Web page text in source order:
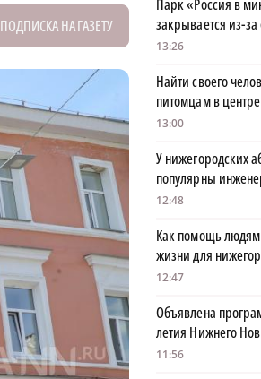
ПОДПИСКА НА ГАЗЕТУ
Парк «Россия в
закрывается из-за
13:26
Найти своего
питомцам в
13:00
У нижегородских
популярны
12:48
Как помощь
жизни для
12:47
Объявлена
летия Нижнего
11:56